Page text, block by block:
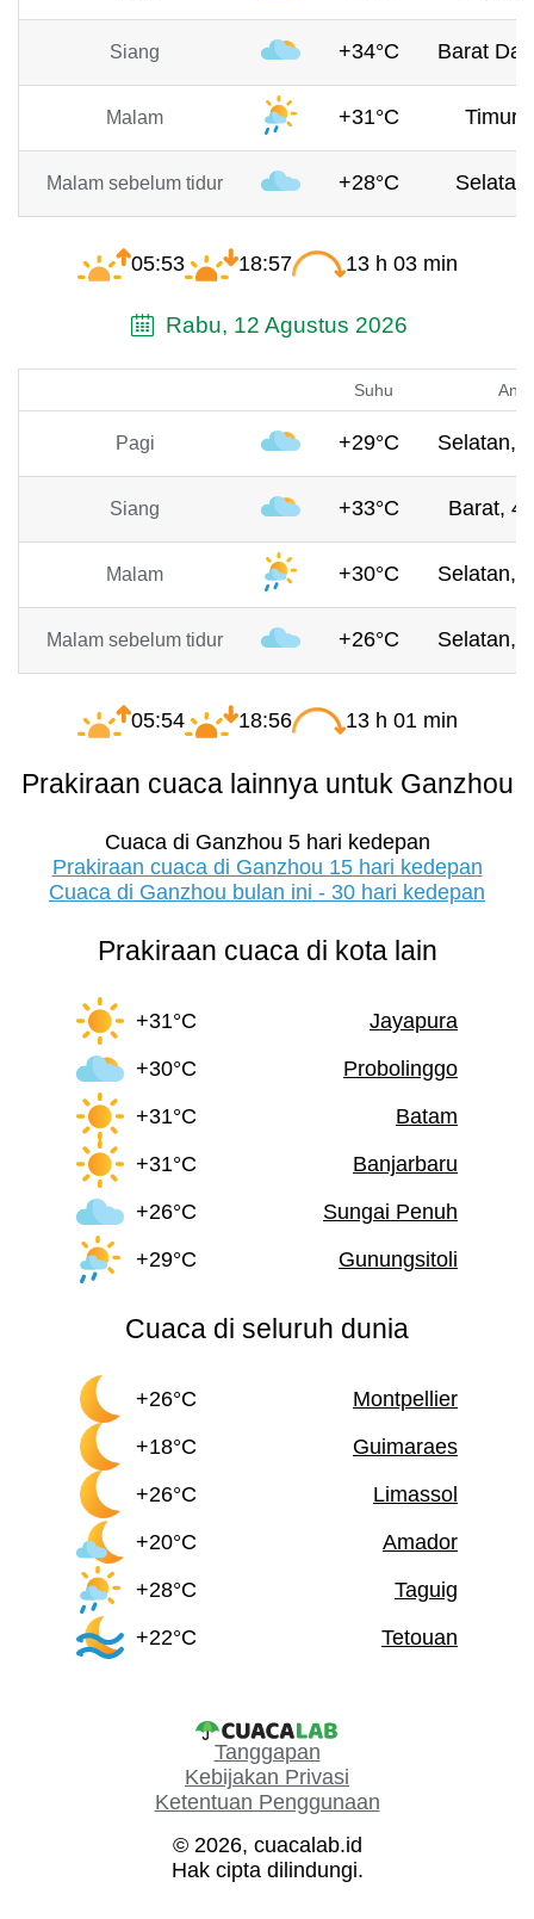
Siang +34°C Barat
Malam +31°C Timur,
Malam sebelum tidur +28°C
05:53 18:57 13 h 03 min
Rabu, 12 Agustus 2026
Suhu
Pagi +29°C Selatan,
Siang +33°C Barat,
Malam +30°C Selatan,
Malam sebelum tidur +26°C Selatan,
05:54 18:56 13 h 01 min
Prakiraan cuaca lainnya untuk Ganzhou
Cuaca di Ganzhou 5 hari kedepan
Prakiraan cuaca di Ganzhou 15 hari kedepan
Cuaca di Ganzhou bulan ini - 30 hari kedepan
Prakiraan cuaca di kota lain
+31°C
Jayapura
+30°C
Probolinggo
+31°C
Batam
+31°C
Banjarbaru
+26°C
Sungai Penuh
+29°C
Gunungsitoli
Cuaca di seluruh dunia
+26°C
Montpellier
+18°C
Guimaraes
+26°C
Limassol
+20°C
Amador
+28°C
Taguig
+22°C
Tetouan
Tanggapan
Kebijakan Privasi
Ketentuan Penggunaan
© 2026, cuacalab.id
Hak cipta dilindungi.